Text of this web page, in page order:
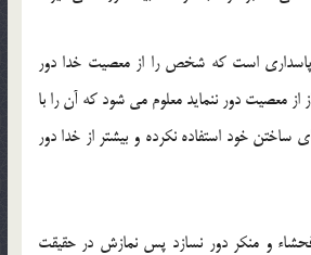
است كه شخص را از معصیت خدا دور
معصیت دور ننماید معلوم می شود كه آن را با
ساختن خود استفاده نكرده و بیشتر از خدا دور
و منكر دور نسازد پس نمازش در حقیقت